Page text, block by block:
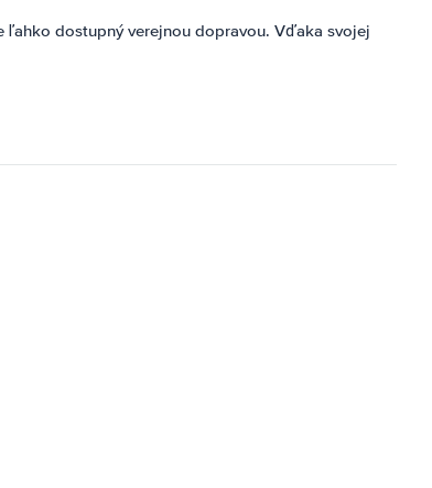
ľahko dostupný verejnou dopravou. Vďaka svojej